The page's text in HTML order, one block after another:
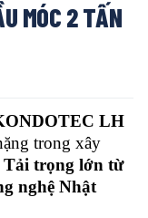
MÓC 2 TẤN
LH
trong xây
Tải trọng lớn từ
nghệ Nhật